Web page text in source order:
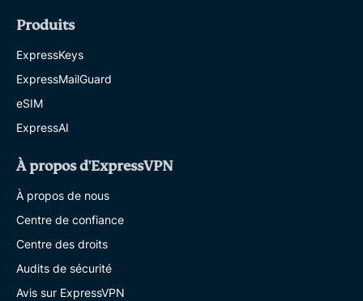
Produits
ExpressKeys
ExpressMailGuard
eSIM
ExpressAI
À propos d'ExpressVPN
À propos de nous
Centre de confiance
Centre des droits
Audits de sécurité
Avis sur ExpressVPN